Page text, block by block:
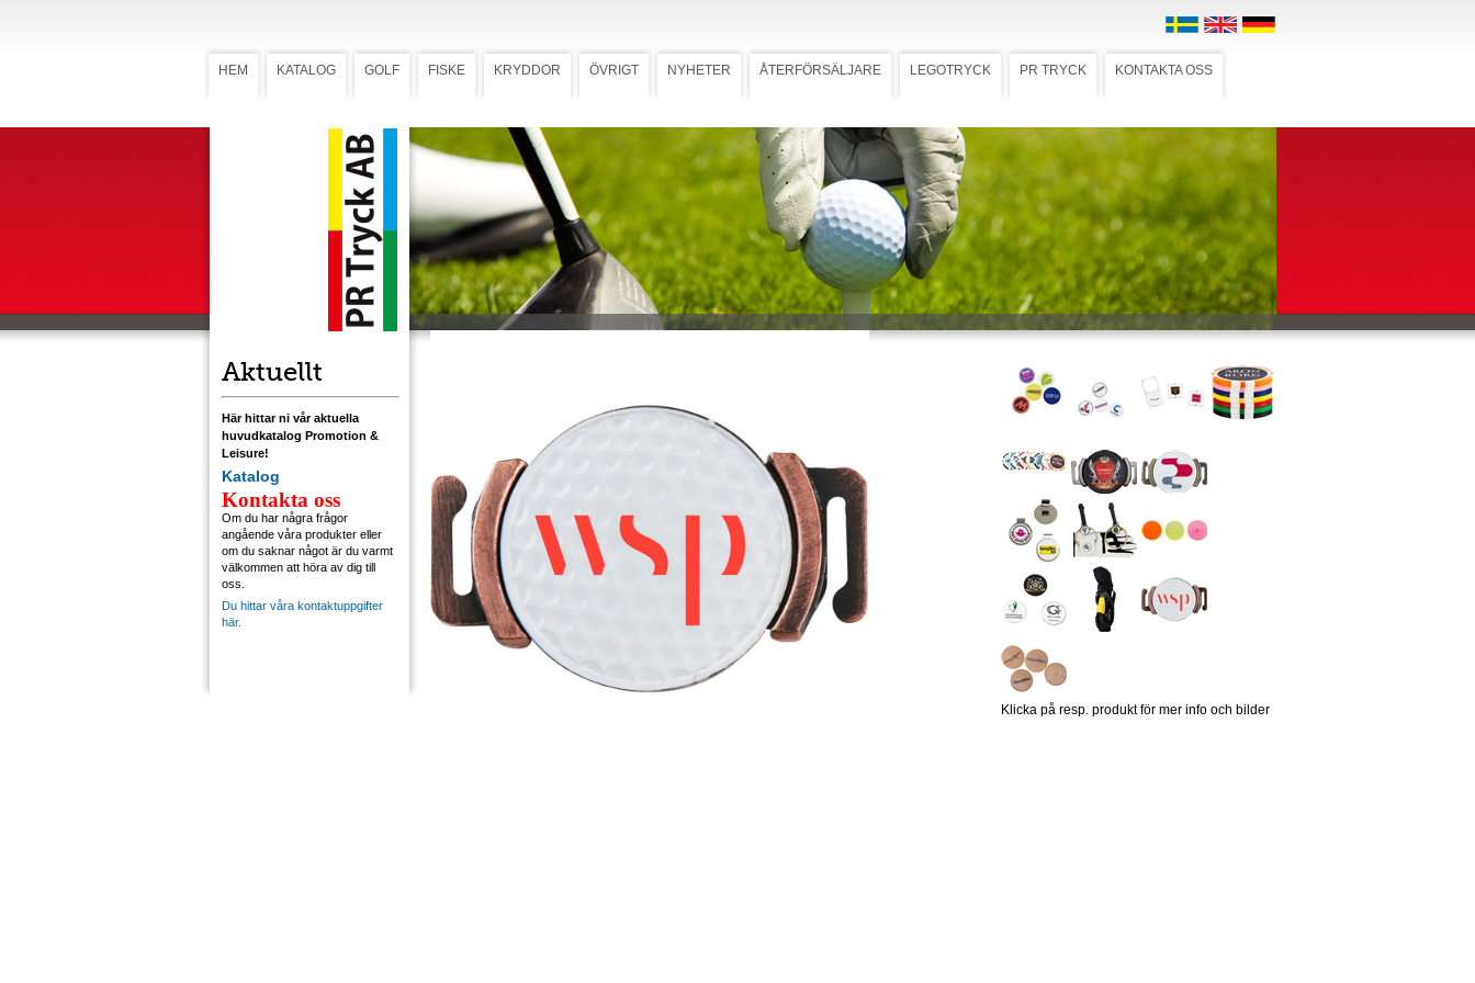
HEM KATALOG GOLF FISKE KRYDDOR ÖVRIGT NYHETER ÅTERFÖRSÄLJARE LEGOTRYCK PR TRYCK KONTAKTA OSS
Aktuellt
Här hittar ni vår aktuella
huvudkatalog Promotion &
Leisure!
Katalog
Kontakta oss
Om du har några frågor
angående våra produkter eller
om du saknar något är du varmt
välkommen att höra av dig till
oss.
Du hittar våra kontaktuppgifter
här.
Shoeclip Koppar
Shoeclip
Magnethållare med markeringsknapp Ø 25
mm som fästes på skosnöret. Förädlas med
flerfärgstryck. Välj variant; slät eller
dimplemönstrad. Shoeclip kan fås som
antikbehandlad mässing eller silver och kan
kombineras med greenlagare PF 600.
Ladda ner mall med tryckstorlek
Klicka på resp. produkt för mer info och bilder
Ladda ner högupplöst bild